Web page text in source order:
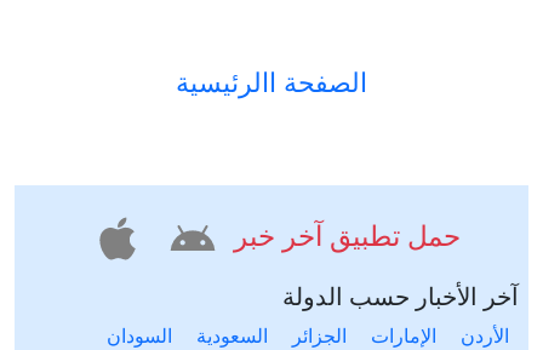
الصفحة االرئيسية
حمل تطبيق آخر خبر
آخر الأخبار حسب الدولة
الأردن الإمارات الجزائر السعودية
السودان